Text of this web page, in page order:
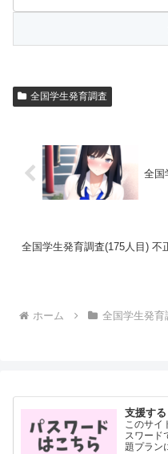
全国学生発育調査
全国
全国学生発育調査(175人目) 不
ホーム 全国学生発育
支援する
このサイ
スワード
題プラン